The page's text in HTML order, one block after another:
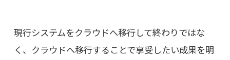
現行システムをクラウドへ移行して終わりではな
く、クラウドへ移行することで享受したい成果を明